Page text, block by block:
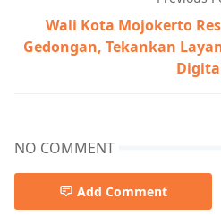
Wali Kota Mojokerto
Gedongan, Tekankan
NO COMMENT
Add Comment